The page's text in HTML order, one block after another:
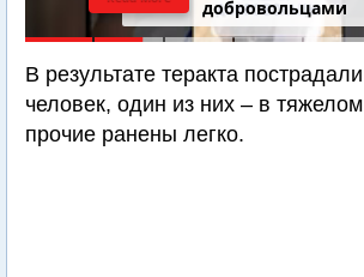
добровольцами
В результате теракта
человек, один из них – в
прочие ранены легко.